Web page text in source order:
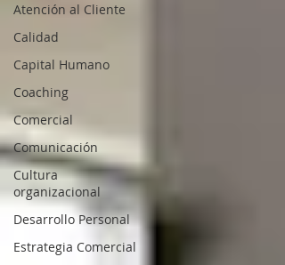
Atención al Cliente
Calidad
Capital Humano
Coaching
Comercial
Comunicación
Cultura
organizacional
Desarrollo Personal
Estrategia Comercial